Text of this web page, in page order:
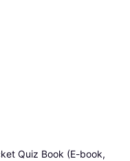
Quiz Book (E-book,